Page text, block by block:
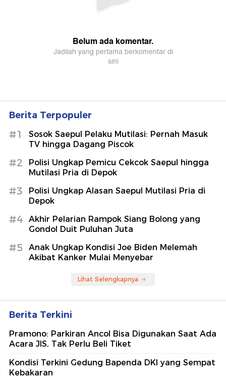
Berita Terpopuler
#1
Sosok Saepul Pelaku Mutilasi: Pernah Masuk
TV hingga Dagang Piscok
#2
Polisi Ungkap Pemicu Cekcok Saepul hingga
Mutilasi Pria di Depok
#3
Polisi Ungkap Alasan Saepul Mutilasi Pria di
Depok
#4
Akhir Pelarian Rampok Siang Bolong yang
Gondol Duit Puluhan Juta
#5
Anak Ungkap Kondisi Joe Biden Melemah
Akibat Kanker Mulai Menyebar
Lihat Selengkapnya
Berita Terkini
Pramono: Parkiran Ancol Bisa Digunakan Saat Ada
Acara JIS, Tak Perlu Beli Tiket
Kondisi Terkini Gedung Bapenda DKI yang Sempat
Kebakaran